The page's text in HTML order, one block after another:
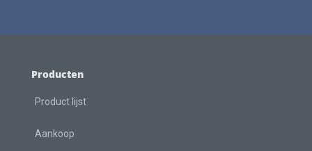
Producten
Product lijst
Aankoop